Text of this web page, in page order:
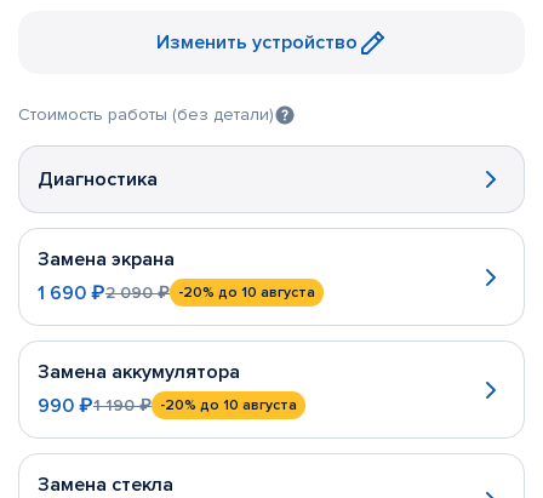
Изменить устройство
Стоимость работы (без детали)
Диагностика
Замена экрана
1 690 ₽2 090 ₽ -20% до 10 августа
Замена аккумулятора
990 ₽1 190 ₽ -20% до 10 августа
Замена стекла